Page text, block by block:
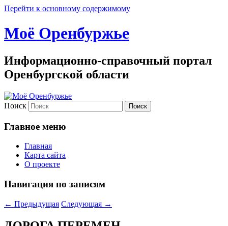
Перейти к основному содержимому
Моё Оренбуржье
Информационно-справочный портал
Оренбургской области
Поиск
Главное меню
Главная
Карта сайта
О проекте
Навигация по записям
← Предыдущая Следующая →